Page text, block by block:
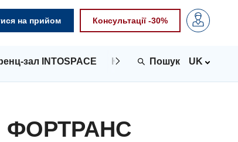
на прийом Консультації -30%
зал INTOSPACE Контакти UK
ФОРТРАНС